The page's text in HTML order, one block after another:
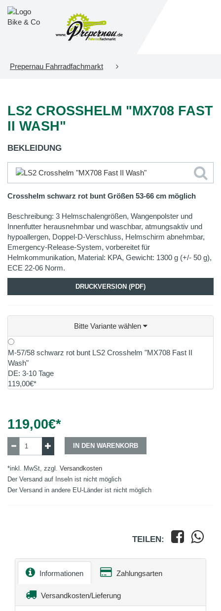
Prepernau Fahrradfachmarkt
LS2 CROSSHELM "MX708 FAST
II WASH"
BEKLEIDUNG
Crosshelm schwarz rot bunt Größen 53-66 cm möglich
Beschreibung: 3 Helmschalengrößen, Wangenpolster und
Innenfutter herausnehmbar und waschbar, atmungsaktiv und
hypoallergen, Doppel-D-Verschluss, Helmschirm abnehmbar,
Emergency-Release-System, vorbereitet für
Helmkommunikation, Material: KPA, Gewicht: 1300 g (+/- 50 g),
ECE 22-06 Norm.
DRUCKVERSION (PDF)
Bitte Variante wählen
M-57/58 schwarz rot bunt LS2 Crosshelm "MX708 Fast II
Wash"
DE: 3-10 Tage
119,00€*
119,00€*
IN DEN WARENKORB
*inkl. MwSt, zzgl. Versandkosten
Der Versand auf Inseln ist nicht möglich
Der Versand in andere EU-Länder ist nicht möglich
TEILEN:
Informationen Zahlungsarten
Versandkosten/Lieferung